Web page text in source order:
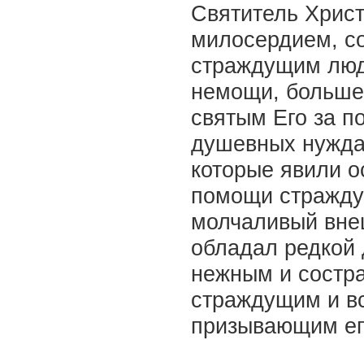
Святитель
милосердием,
страждущим
немощи,
святым Его за
душевных
которые явили
помощи
молчаливый
обладал
нежным и
страждущим и
призывающим